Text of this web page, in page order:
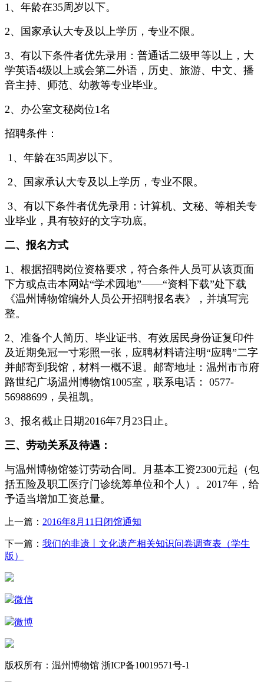
1、年龄在35周岁以下。
2、国家承认大专及以上学历，专业不限。
3、有以下条件者优先录用：普通话二级甲等以上，大
学英语4级以上或会第二外语，历史、旅游、中文、播
音主持、师范、幼教等专业毕业。
2、办公室文秘岗位1名
招聘条件：
1、年龄在35周岁以下。
2、国家承认大专及以上学历，专业不限。
3、有以下条件者优先录用：计算机、文秘、等相关专
业毕业，具有较好的文字功底。
二、报名方式
1、根据招聘岗位资格要求，符合条件人员可从该页面
下方或点击本网站“学术园地”——“资料下载”处下载
《温州博物馆编外人员公开招聘报名表》，并填写完
整。
2、准备个人简历、毕业证书、有效居民身份证复印件
及近期免冠一寸彩照一张，应聘材料请注明“应聘”二字
并邮寄到我馆，材料一概不退。邮寄地址：温州市市府
路世纪广场温州博物馆1005室，联系电话： 0577-
56988699，吴祖凯。
3、报名截止日期2016年7月23日止。
三、劳动关系及待遇：
与温州博物馆签订劳动合同。月基本工资2300元起（包
括五险及职工医疗门诊统筹单位和个人）。2017年，给
予适当增加工资总量。
上一篇： 2016年8月11日闭馆通知
下一篇： 我们的非遗丨文化遗产相关知识问卷调查表（学生
版）
微信
微博
版权所有：温州博物馆 浙ICP备10019571号-1